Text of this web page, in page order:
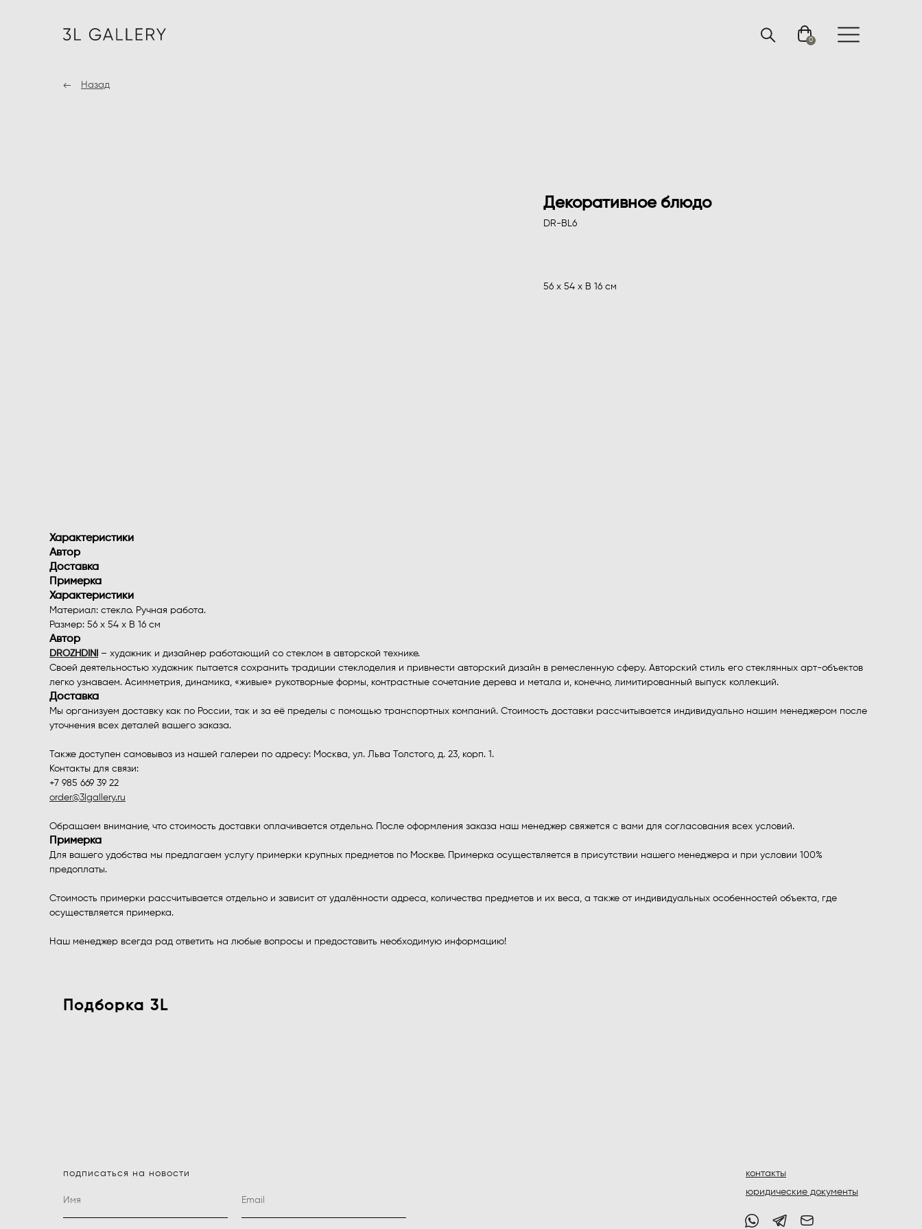
0
Назад
Декоративное блюдо
DR-BL6
56 х 54 х В 16 см
Характеристики
Автор
Доставка
Примерка
Характеристики
Материал: стекло. Ручная работа.
Размер: 56 х 54 х В 16 см
Автор
DROZHDINI
– художник и дизайнер работающий со стеклом в авторской технике.
Своей деятельностью художник пытается сохранить традиции стеклоделия и привнести авторский дизайн в ремесленную сферу. Авторский стиль его стеклянных арт-объектов
легко узнаваем. Асимметрия, динамика, «живые» рукотворные формы, контрастные сочетание дерева и метала и, конечно, лимитированный выпуск коллекций.
Доставка
Мы организуем доставку как по России, так и за её пределы с помощью транспортных компаний. Стоимость доставки рассчитывается индивидуально нашим менеджером после
уточнения всех деталей вашего заказа.
Также доступен самовывоз из нашей галереи по адресу: Москва, ул. Льва Толстого, д. 23, корп. 1.
Контакты для связи:
+7 985 669 39 22
order@3lgallery.ru
Обращаем внимание, что стоимость доставки оплачивается отдельно. После оформления заказа наш менеджер свяжется с вами для согласования всех условий.
Примерка
Для вашего удобства мы предлагаем услугу примерки крупных предметов по Москве. Примерка осуществляется в присутствии нашего менеджера и при условии 100%
предоплаты.
Стоимость примерки рассчитывается отдельно и зависит от удалённости адреса, количества предметов и их веса, а также от индивидуальных особенностей объекта, где
осуществляется примерка.
Наш менеджер всегда рад ответить на любые вопросы и предоставить необходимую информацию!
Подборка 3L
подписаться на новости
контакты
юридические документы